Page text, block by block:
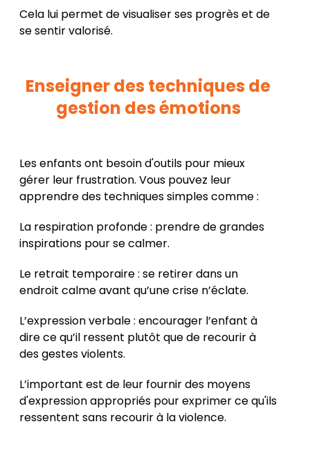
Cela lui permet de visualiser ses progrès et de
se sentir valorisé.
Enseigner des techniques de
gestion des émotions
Les enfants ont besoin d'outils pour mieux
gérer leur frustration. Vous pouvez leur
apprendre des techniques simples comme :
La respiration profonde : prendre de grandes
inspirations pour se calmer.
Le retrait temporaire : se retirer dans un
endroit calme avant qu’une crise n’éclate.
L’expression verbale : encourager l’enfant à
dire ce qu’il ressent plutôt que de recourir à
des gestes violents.
L’important est de leur fournir des moyens
d'expression appropriés pour exprimer ce qu'ils
ressentent sans recourir à la violence.